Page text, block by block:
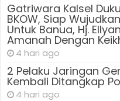
Gatriwara Kalsel
BKOW, Siap
Untuk Banua, Hj.
Amanah Dengan
4 hari ago
2 Pelaku Jaringan
Kembali Ditangkap
4 hari ago